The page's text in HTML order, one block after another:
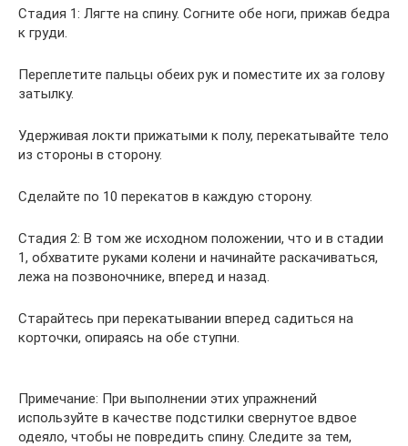
Стадия 1: Лягте на спину. Согните обе ноги, прижав бедра
к груди.
Переплетите пальцы обеих рук и поместите их за голову
затылку.
Удерживая локти прижатыми к полу, перекатывайте тело
из стороны в сторону.
Сделайте по 10 перекатов в каждую сторону.
Стадия 2: В том же исходном положении, что и в стадии
1, обхватите руками колени и начинайте раскачиваться,
лежа на позвоночнике, вперед и назад.
Старайтесь при перекатывании вперед садиться на
корточки, опираясь на обе ступни.
Примечание: При выполнении этих упражнений
используйте в качестве подстилки свернутое вдвое
одеяло, чтобы не повредить спину. Следите за тем,